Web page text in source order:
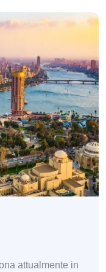
attualmente in